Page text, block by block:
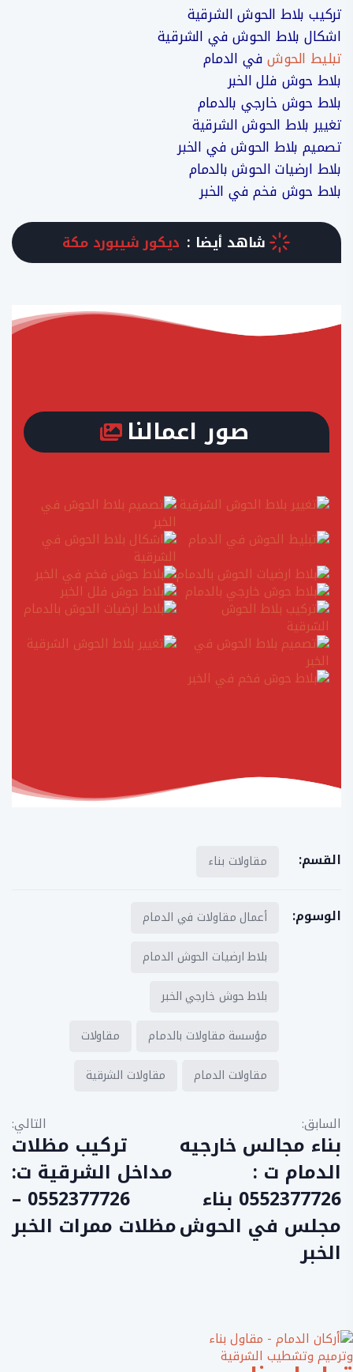
تركيب بلاط الحوش الشرقية
اشكال بلاط الحوش في الشرقية
تبليط الحوشفي الدمام
بلاط حوش فلل الخبر
بلاط حوش خارجي بالدمام
تغيير بلاط الحوش الشرقية
تصميم بلاط الحوش في الخبر
بلاط ارضيات الحوش بالدمام
بلاط حوش فخم في الخبر
شاهد أيضا : ديكور شيبورد مكة
صور اعمالنا
القسم: مقاولات بناء
الوسوم:
أعمال مقاولات في الدمام
بلاط ارضيات الحوش الدمام
بلاط حوش خارجي الخبر
مؤسسة مقاولات بالدمام
مقاولات
مقاولات الدمام
مقاولات الشرقية
ت
ص
فّ
ح
ا
ل
م
ل
ا
السابق:
بناء مجالس خارجيه
الدمام ت :
0552377726 بناء
مجلس في الحوش
الخبر
التالي:
تركيب مظلات
مداخل الشرقية ت:
0552377726 –
مظلات ممرات الخبر